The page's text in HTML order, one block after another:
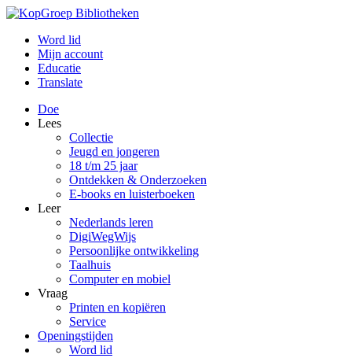
Word lid
Mijn account
Educatie
Translate
Doe
Lees
Collectie
Jeugd en jongeren
18 t/m 25 jaar
Ontdekken & Onderzoeken
E-books en luisterboeken
Leer
Nederlands leren
DigiWegWijs
Persoonlijke ontwikkeling
Taalhuis
Computer en mobiel
Vraag
Printen en kopiëren
Service
Openingstijden
Word lid